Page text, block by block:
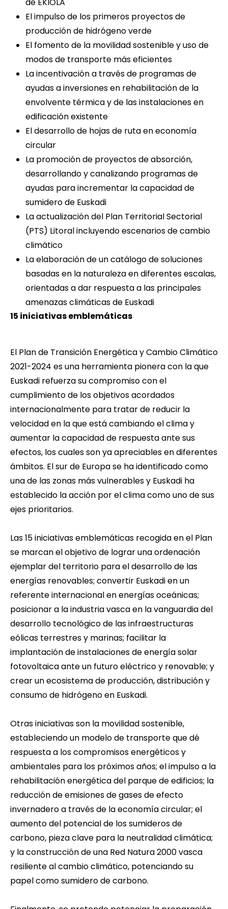
El impulso de los primeros proyectos de
producción de hidrógeno verde
El fomento de la movilidad sostenible y uso de
modos de transporte más eficientes
La incentivación a través de programas de
ayudas a inversiones en rehabilitación de la
envolvente térmica y de las instalaciones en
edificación existente
El desarrollo de hojas de ruta en economía
circular
La promoción de proyectos de absorción,
desarrollando y canalizando programas de
ayudas para incrementar la capacidad de
sumidero de Euskadi
La actualización del Plan Territorial Sectorial
(PTS) Litoral incluyendo escenarios de cambio
climático
La elaboración de un catálogo de soluciones
basadas en la naturaleza en diferentes escalas,
orientadas a dar respuesta a las principales
amenazas climáticas de Euskadi
15 iniciativas emblemáticas
El Plan de Transición Energética y Cambio Climático
2021-2024 es una herramienta pionera con la que
Euskadi refuerza su compromiso con el
cumplimiento de los objetivos acordados
internacionalmente para tratar de reducir la
velocidad en la que está cambiando el clima y
aumentar la capacidad de respuesta ante sus
efectos, los cuales son ya apreciables en diferentes
ámbitos. El sur de Europa se ha identificado como
una de las zonas más vulnerables y Euskadi ha
establecido la acción por el clima como uno de sus
ejes prioritarios.
Las 15 iniciativas emblemáticas recogida en el Plan
se marcan el objetivo de lograr una ordenación
ejemplar del territorio para el desarrollo de las
energías renovables; convertir Euskadi en un
referente internacional en energías oceánicas;
posicionar a la industria vasca en la vanguardia del
desarrollo tecnológico de las infraestructuras
eólicas terrestres y marinas; facilitar la
implantación de instalaciones de energía solar
fotovoltaica ante un futuro eléctrico y renovable; y
crear un ecosistema de producción, distribución y
consumo de hidrógeno en Euskadi.
Otras iniciativas son la movilidad sostenible,
estableciendo un modelo de transporte que dé
respuesta a los compromisos energéticos y
ambientales para los próximos años; el impulso a la
rehabilitación energética del parque de edificios; la
reducción de emisiones de gases de efecto
invernadero a través de la economía circular; el
aumento del potencial de los sumideros de
carbono, pieza clave para la neutralidad climática;
y la construcción de una Red Natura 2000 vasca
resiliente al cambio climático, potenciando su
papel como sumidero de carbono.